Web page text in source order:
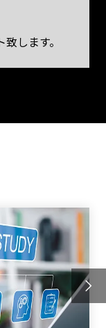
します。